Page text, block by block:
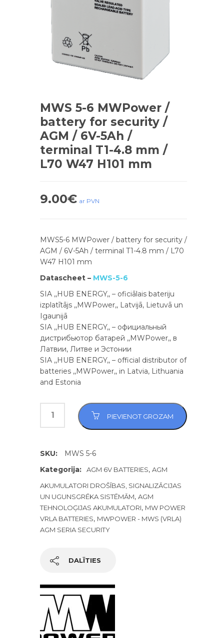
MWS 5-6 MWPower /
battery for security /
AGM / 6V-5Ah /
terminal T1-4.8 mm /
L70 W47 H101 mm
9.00€ ar PVN
MWS5-6 MWPower / battery for security /
AGM / 6V-5Ah / terminal T1-4.8 mm / L70
W47 H101 mm
Datascheet – MWS-5-6
SIA ,,HUB ENERGY,, – oficiālais bateriju
izplatītājs ,,MWPower,, Latvijā, Lietuvā un
Igaunijā
SIA ,,HUB ENERGY,, – официальный
дистрибьютор батарей ,,MWPower,, в
Латвии, Литве и Эстонии
SIA ,,HUB ENERGY,, – official distributor of
batteries ,,MWPower,, in Latvia, Lithuania
and Estonia
PIEVIENOT GROZAM
SKU:
MWS 5-6
Kategorija:
AGM 6V BATTERIES, AGM
AKUMULATORI DROŠĪBAS, SIGNALIZĀCIJAS
UN UGUNSGRĒKA SISTĒMĀM, AGM
TEHNOLOĢIJAS AKUMULATORI, MW POWER
VRLA BATTERIES, MWPOWER - MWS (VRLA)
AGM SERIA SECURITY
DALĪTIES